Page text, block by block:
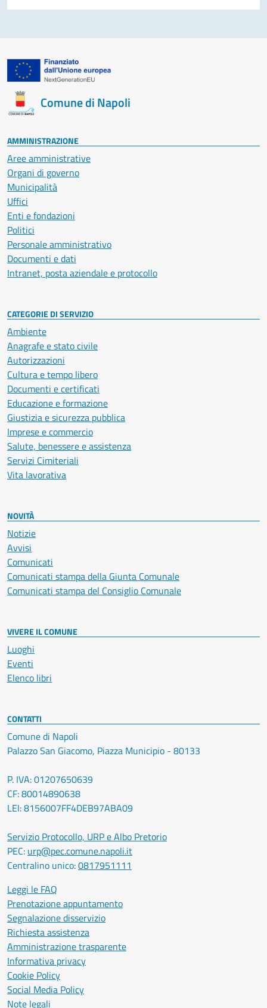
Comune di Napoli
AMMINISTRAZIONE
Aree amministrative
Organi di governo
Municipalità
Uffici
Enti e fondazioni
Politici
Personale amministrativo
Documenti e dati
Intranet, posta aziendale e protocollo
CATEGORIE DI SERVIZIO
Ambiente
Anagrafe e stato civile
Autorizzazioni
Cultura e tempo libero
Documenti e certificati
Educazione e formazione
Giustizia e sicurezza pubblica
Imprese e commercio
Salute, benessere e assistenza
Servizi Cimiteriali
Vita lavorativa
NOVITÀ
Notizie
Avvisi
Comunicati
Comunicati stampa della Giunta Comunale
Comunicati stampa del Consiglio Comunale
VIVERE IL COMUNE
Luoghi
Eventi
Elenco libri
CONTATTI
Comune di Napoli
Palazzo San Giacomo, Piazza Municipio - 80133
P. IVA: 01207650639
CF: 80014890638
LEI: 8156007FF4DEB97ABA09
Servizio Protocollo, URP e Albo Pretorio
PEC: urp@pec.comune.napoli.it
Centralino unico:0817951111
Leggi le FAQ
Prenotazione appuntamento
Segnalazione disservizio
Richiesta assistenza
Amministrazione trasparente
Informativa privacy
Cookie Policy
Social Media Policy
Note legali